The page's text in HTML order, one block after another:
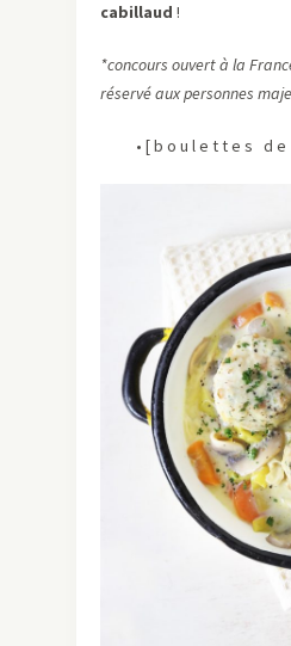
cabillaud !
*concours ouvert à la
réservé aux personnes
• [ b o u l e t t e s d e